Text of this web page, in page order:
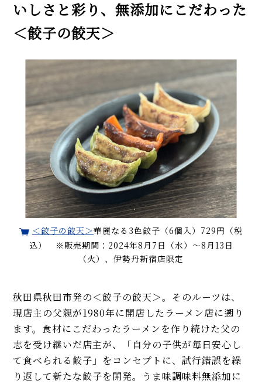
いしさと彩り、無添加にこだわった
＜餃子の餃天＞
＜餃子の餃天＞華麗なる3色餃子（6個入）729円（税
込） ※販売期間：2024年8月7日（水）～8月13日
（火）、伊勢丹新宿店限定
秋田県秋田市発の＜餃子の餃天＞。そのルーツは、
現店主の父親が1980年に開店したラーメン店に遡り
ます。食材にこだわったラーメンを作り続けた父の
志を受け継いだ店主が、「自分の子供が毎日安心し
て食べられる餃子」をコンセプトに、試行錯誤を繰
り返して新たな餃子を開発。うま味調味料無添加に